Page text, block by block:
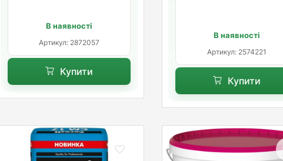
В наявності
Артикул: 2872057
Купити
В наявності
Артикул: 2574221
Купити